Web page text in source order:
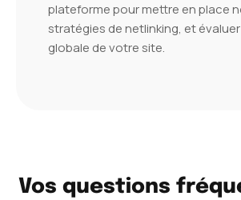
plateforme pour mettre en place
stratégies de netlinking, et
globale de votre site.
Vos questions